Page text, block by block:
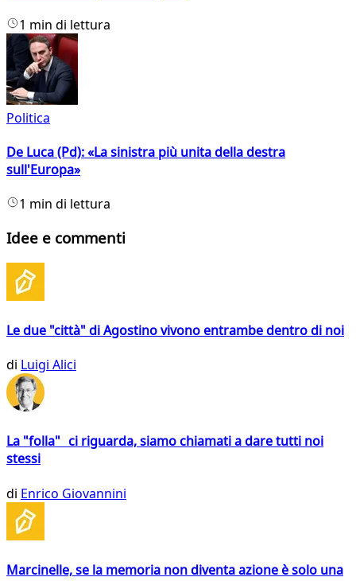
1 min di lettura
Politica
De Luca (Pd): «La sinistra più unita della destra
sull'Europa»
1 min di lettura
Idee e commenti
Le due "città" di Agostino vivono entrambe dentro di noi
di Luigi Alici
La "folla" ci riguarda, siamo chiamati a dare tutti noi
stessi
di Enrico Giovannini
Marcinelle, se la memoria non diventa azione è solo una